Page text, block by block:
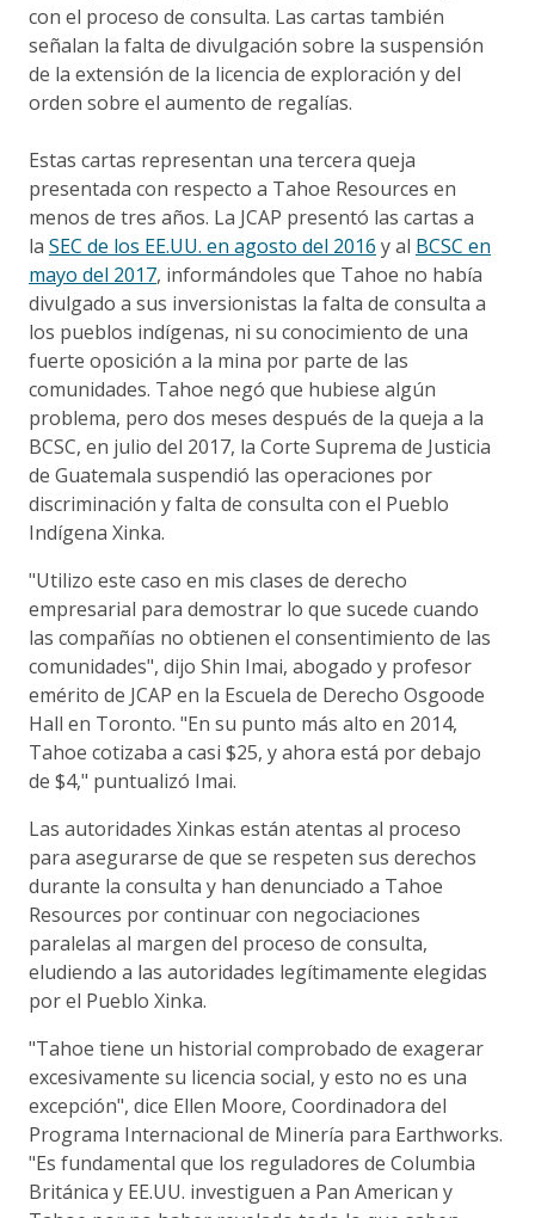
con el proceso de consulta. Las cartas también
señalan la falta de divulgación sobre la suspensión
de la extensión de la licencia de exploración y del
orden sobre el aumento de regalías.
Estas cartas representan una tercera queja
presentada con respecto a Tahoe Resources en
menos de tres años. La JCAP presentó las cartas a
la SEC de los EE.UU. en agosto del 2016 y al BCSC en
mayo del 2017, informándoles que Tahoe no había
divulgado a sus inversionistas la falta de consulta a
los pueblos indígenas, ni su conocimiento de una
fuerte oposición a la mina por parte de las
comunidades. Tahoe negó que hubiese algún
problema, pero dos meses después de la queja a la
BCSC, en julio del 2017, la Corte Suprema de Justicia
de Guatemala suspendió las operaciones por
discriminación y falta de consulta con el Pueblo
Indígena Xinka.
"Utilizo este caso en mis clases de derecho
empresarial para demostrar lo que sucede cuando
las compañías no obtienen el consentimiento de las
comunidades", dijo Shin Imai, abogado y profesor
emérito de JCAP en la Escuela de Derecho Osgoode
Hall en Toronto. "En su punto más alto en 2014,
Tahoe cotizaba a casi $25, y ahora está por debajo
de $4," puntualizó Imai.
Las autoridades Xinkas están atentas al proceso
para asegurarse de que se respeten sus derechos
durante la consulta y han denunciado a Tahoe
Resources por continuar con negociaciones
paralelas al margen del proceso de consulta,
eludiendo a las autoridades legítimamente elegidas
por el Pueblo Xinka.
"Tahoe tiene un historial comprobado de exagerar
excesivamente su licencia social, y esto no es una
excepción", dice Ellen Moore, Coordinadora del
Programa Internacional de Minería para Earthworks.
"Es fundamental que los reguladores de Columbia
Británica y EE.UU. investiguen a Pan American y